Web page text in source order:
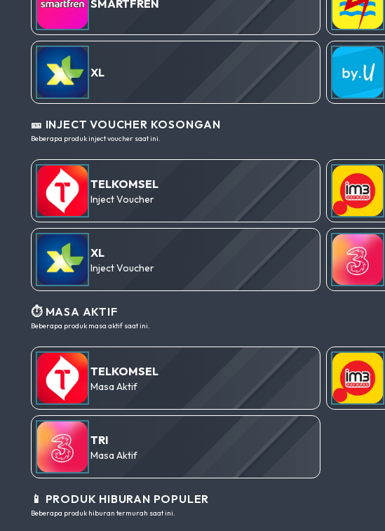
SMARTFREN
XL
🎫 INJECT VOUCHER KOSONGAN
Beberapa produk inject voucher saat ini.
TELKOMSEL
Inject Voucher
XL
Inject Voucher
⏱️ MASA AKTIF
Beberapa produk masa aktif saat ini.
TELKOMSEL
Masa Aktif
TRI
Masa Aktif
📱 PRODUK HIBURAN POPULER
Beberapa produk hiburan termurah saat ini.